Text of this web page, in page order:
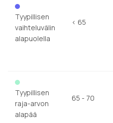
Tyypillisen
vaihteluvälin
alapuolella
< 65
Tyypillisen
raja-arvon
alapää
65 - 70